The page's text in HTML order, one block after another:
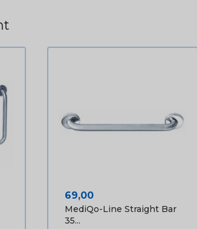
Prijs
69,00
MediQo-Line Straight Bar
35...